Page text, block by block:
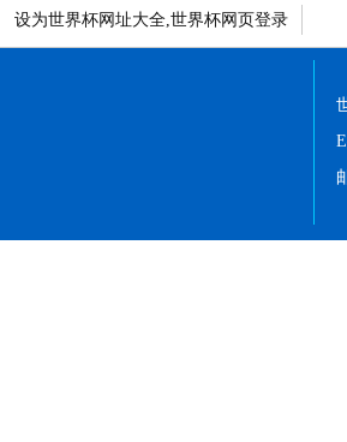
设为世界杯网址大全,世界杯网页登录